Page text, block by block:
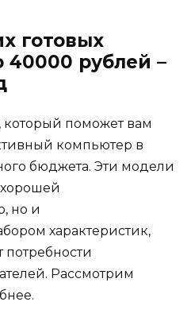
готовых
рублей –
поможет вам
компьютер в
бюджета. Эти модели
хорошей
но и
характеристик,
потребности
Рассмотрим